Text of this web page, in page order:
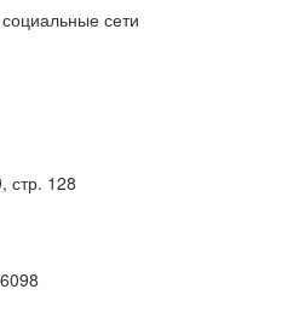
сети
стр. 128